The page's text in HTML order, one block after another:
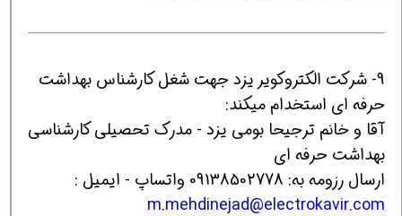
9- شرکت الکتروکویر یزد جهت شغل کارشناس بهداشت
حرفه ای استخدام میکند:
آقا و خانم ترجیحا بومی یزد - مدرک تحصیلی کارشناسی
بهداشت حرفه ای
ارسال رزومه به: 09138502778 واتساپ - ایمیل :
m.mehdinejad@electrokavir.com